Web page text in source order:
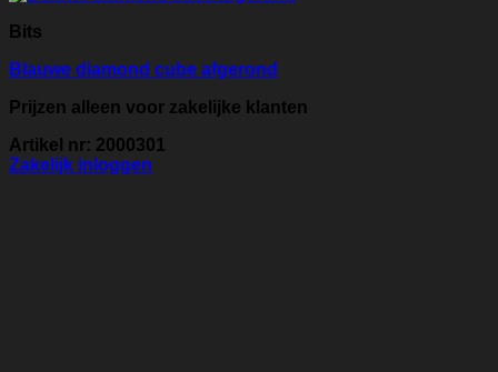
Bits
Blauwe diamond cube afgerond
Prijzen alleen voor zakelijke klanten
Artikel nr: 2000301
Zakelijk inloggen